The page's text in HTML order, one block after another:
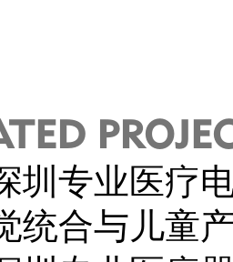
圳专业医疗
统合与儿童